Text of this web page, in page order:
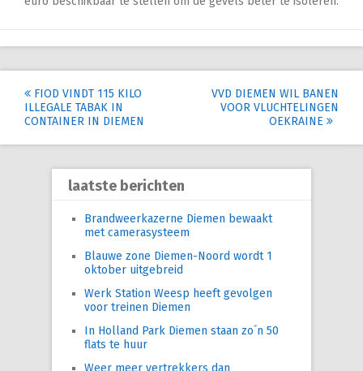
Post
navigation
FIOD VINDT 115 KILO
ILLEGALE TABAK IN
CONTAINER IN DIEMEN
VVD DIEMEN WIL BANEN
VOOR VLUCHTELINGEN
OEKRAINE
laatste berichten
Brandweerkazerne Diemen bewaakt
met camerasysteem
Blauwe zone Diemen-Noord wordt 1
oktober uitgebreid
Werk Station Weesp heeft gevolgen
voor treinen Diemen
In Holland Park Diemen staan zo´n 50
flats te huur